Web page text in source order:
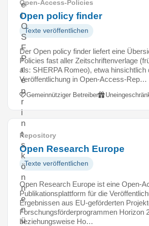
e
i
O
S
F
P
r
e
p
r
i
n
t
s
k
ö
n
n
e
n
ü
Open-Access-Policies
Open policy finder
Texte veröffentlichen
Der Open policy finder liefert eine
Policies fast aller Zeitschriftenverlage
als: SHERPA Romeo), etwa hinsichtlich
Veröffentlichung in Open-Access-Rep…
Gemeinnütziger Betreiber
Repository
Open Research Europe
Texte veröffentlichen
Open Research Europe ist eine Open-
Publikationsplattform für die
Ergebnissen aus EU-geförderten
Forschungsförderprogrammen Horizon
beziehungsweise Ho…